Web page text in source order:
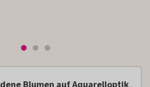
Blumen auf Aquarelloptik